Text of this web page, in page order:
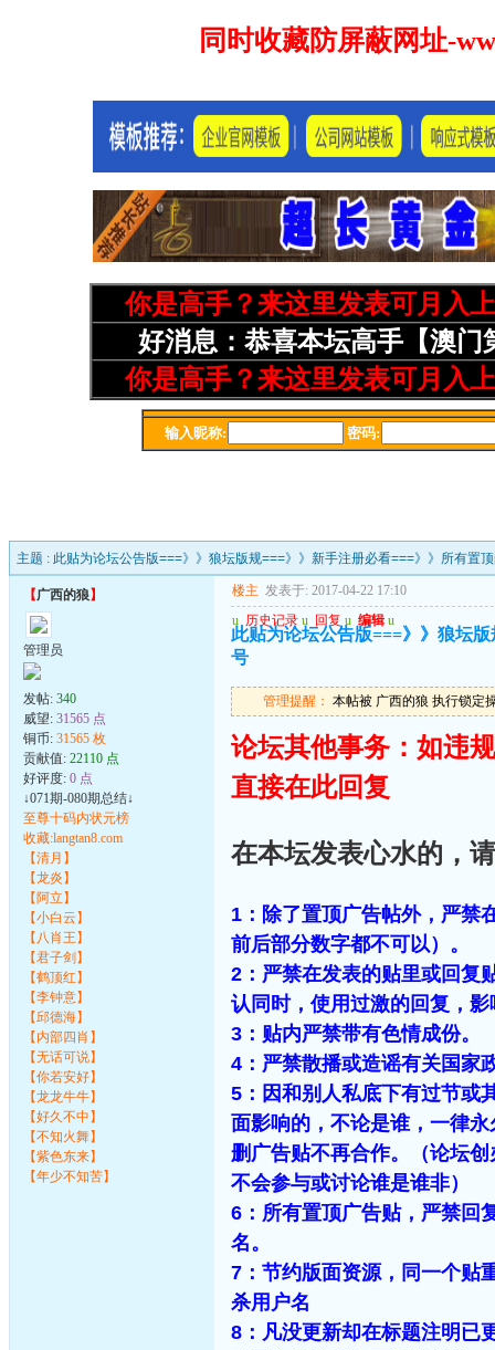
主题 : 此贴为论坛公告版===》》狼坛版规===》》新手注册必看===》》所有置
【广西的狼】
管理员
发帖: 340
威望: 31565 点
铜币: 31565 枚
贡献值: 22110 点
好评度: 0 点
↓071期-080期总结↓
至尊十码内状元榜
收藏:langtan8.com
【清月】
【龙炎】
【阿立】
【小白云】
【八肖王】
【君子剑】
【鹤顶红】
【李钟意】
【邱德海】
【内部四肖】
【无话可说】
【你若安好】
【龙龙牛牛】
【好久不中】
【不知火舞】
【紫色东来】
【年少不知苦】
楼主 发表于: 2017-04-22 17:10
u 历史记录 u 回复 u 编辑 u
此贴为论坛公告版===》》狼坛
号
管理提醒： 本帖被 广西的狼 执行锁定
论坛其他事务：如违
直接在此回复
在本坛发表心水的，
1：除了置顶广告帖外，严禁
前后部分数字都不可以）。
2：严禁在发表的贴里或回复
认同时，使用过激的回复，
3：贴内严禁带有色情成份。
4：严禁散播或造谣有关国家
5：因和别人私底下有过节或
面影响的，不论是谁，一律
删广告贴不再合作。（论坛
不会参与或讨论谁是谁非）
6：所有置顶广告贴，严禁回
名。
7：节约版面资源，同一个贴
杀用户名
8：凡没更新却在标题注明已